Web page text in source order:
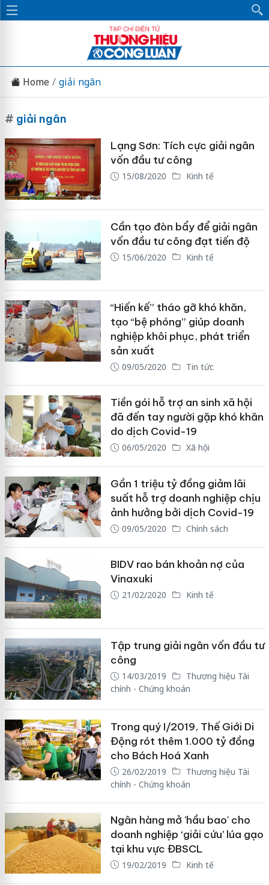
Home giải ngân
# giải ngân
Lạng Sơn: Tích cực giải ngân
vốn đầu tư công
15/08/2020 Kinh tế
Cần tạo đòn bẩy để giải ngân
vốn đầu tư công đạt tiến độ
15/06/2020 Kinh tế
“Hiến kế” tháo gỡ khó khăn,
tạo “bệ phóng” giúp doanh
nghiệp khôi phục, phát triển
sản xuất
09/05/2020 Tin tức
Tiền gói hỗ trợ an sinh xã hội
đã đến tay người gặp khó khăn
do dịch Covid-19
06/05/2020 Xã hội
Gần 1 triệu tỷ đồng giảm lãi
suất hỗ trợ doanh nghiệp chịu
ảnh hưởng bởi dịch Covid-19
09/05/2020 Chính sách
BIDV rao bán khoản nợ của
Vinaxuki
21/02/2020 Kinh tế
Tập trung giải ngân vốn đầu tư
công
14/03/2019
Thương hiệu Tài
chính - Chứng khoán
Trong quý I/2019, Thế Giới Di
Động rót thêm 1.000 tỷ đồng
cho Bách Hoá Xanh
26/02/2019
Thương hiệu Tài
chính - Chứng khoán
Ngân hàng mở 'hầu bao' cho
doanh nghiệp ‘giải cứu’ lúa gạo
tại khu vực ĐBSCL
19/02/2019 Kinh tế